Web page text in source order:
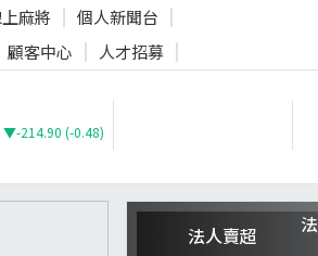
麻將
個人新聞台
顧客中心 人才招募
▼-214.90 (-0.48)